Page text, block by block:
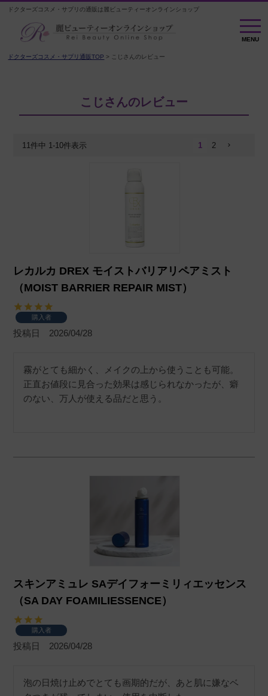
ドクターズコスメ・サプリの通販は麗ビューティーオンラインショップ
MENU
MENU
ドクターズコスメ・サプリ通販TOP こじさんのレビュー
こじさんのレビュー
11件中 1-10件表示 1 2
レカルカ DREX モイストバリアリペアミスト
（MOIST BARRIER REPAIR MIST）
購入者
投稿日 2026/04/28
霧がとても細かく、メイクの上から使うことも可能。
正直お値段に見合った効果は感じられなかったが、癖
のない、万人が使える品だと思う。
スキンアミュレ SAデイフォーミリィエッセンス
（SA DAY FOAMILIESSENCE）
購入者
投稿日 2026/04/28
泡の日焼け止めでとても画期的だが、あと肌に嫌なベ